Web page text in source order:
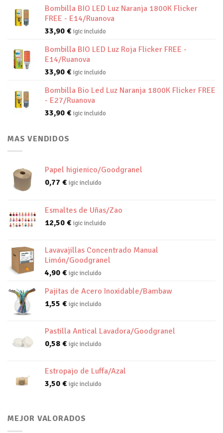
Bombilla BIO LED Luz Naranja 1800K Flicker
FREE - E14/Ruanova
33,90 € igic incluido
Bombilla BIO LED Luz Roja Flicker FREE -
E14/Ruanova
33,90 € igic incluido
Bombilla Bio Led Luz Naranja 1800K Flicker FREE
- E27/Ruanova
33,90 € igic incluido
MAS VENDIDOS
Papel higienico/Goodgranel
0,77 € igic incluido
Esmaltes de Uñas/Zao
12,50 € igic incluido
Lavavajillas Concentrado Manual
Limón/Goodgranel
4,90 € igic incluido
Pajitas de Acero Inoxidable/Bambaw
1,55 € igic incluido
Pastilla Antical Lavadora/Goodgranel
0,58 € igic incluido
Estropajo de Luffa/Azal
3,50 € igic incluido
MEJOR VALORADOS